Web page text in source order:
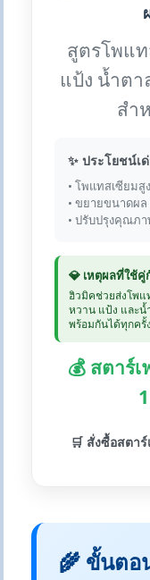
สูตรโพแท
แป้ง น้ำต
สำ
✨ ประโยชน์เ
• โพแทสเซียมสู
• ขยายขนาดผ
• ปรับปรุงคุณภ
💎 เหตุผลที่ใช้คู่
ฮิวมิคช่วยส่งโพแ
หวาน แป้ง และ
พร้อมกันได้ทุกครั้ง
💰 สตาร์
🛒 สั่งซื้อสตาร์
🌾 ขั้นตอ